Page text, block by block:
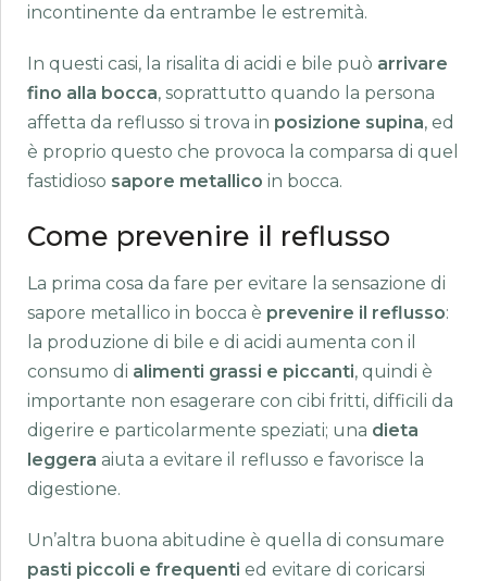
incontinente da entrambe le estremità.
In questi casi, la risalita di acidi e bile può arrivare
fino alla bocca, soprattutto quando la persona
affetta da reflusso si trova in posizione supina, ed
è proprio questo che provoca la comparsa di quel
fastidioso sapore metallico in bocca.
Come prevenire il reflusso
La prima cosa da fare per evitare la sensazione di
sapore metallico in bocca è prevenire il reflusso:
la produzione di bile e di acidi aumenta con il
consumo di alimenti grassi e piccanti, quindi è
importante non esagerare con cibi fritti, difficili da
digerire e particolarmente speziati; una dieta
leggera aiuta a evitare il reflusso e favorisce la
digestione.
Un’altra buona abitudine è quella di consumare
pasti piccoli e frequenti ed evitare di coricarsi